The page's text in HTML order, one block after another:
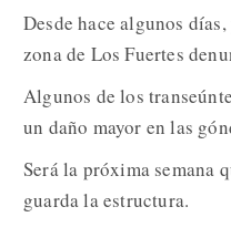
Desde hace algunos
zona de Los Fuertes
Algunos de los
un daño mayor en las
Será la próxima semana
guarda la estructura.